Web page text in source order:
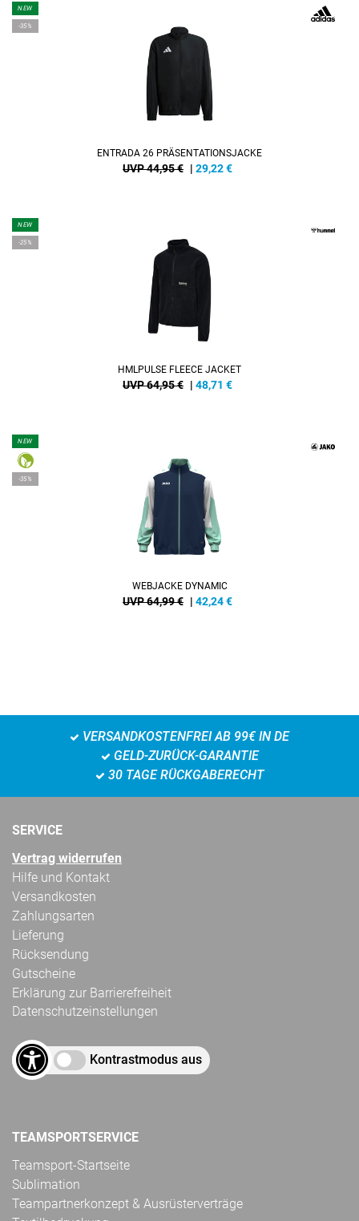
NEW
-35%
ENTRADA 26 PRÄSENTATIONSJACKE
UVP 44,95 € | 29,22€
NEW
-25%
HMLPULSE FLEECE JACKET
UVP 64,95 € | 48,71 €
NEW
-35%
WEBJACKE DYNAMIC
UVP 64,99 € | 42,24€
VERSANDKOSTENFREI AB 99€ IN DE
GELD-ZURÜCK-GARANTIE
30 TAGE RÜCKGABERECHT
SERVICE
Vertrag widerrufen
Hilfe und Kontakt
Versandkosten
Zahlungsarten
Lieferung
Rücksendung
Gutscheine
Erklärung zur Barrierefreiheit
Datenschutzeinstellungen
Kontrastmodus aus
TEAMSPORTSERVICE
Teamsport-Startseite
Sublimation
Teampartnerkonzept & Ausrüsterverträge